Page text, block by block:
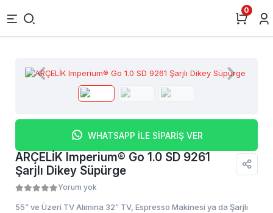
0
WHATSAPP İLE SİPARİŞ VER
ARÇELİK Imperium® Go 1.0 SD 9261
Şarjlı Dikey Süpürge
Yorum yok
55” ve Üzeri TV Alımına 32” TV, Espresso Makinesi ya da Şarjlı